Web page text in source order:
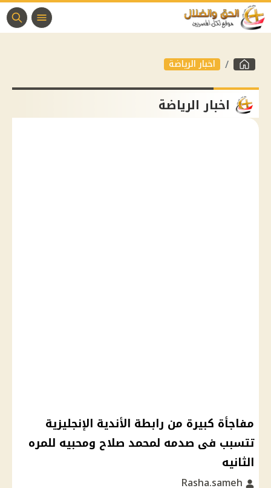
اخبار الرياضة
اخبار الرياضة
مفاجأة كبيرة من رابطة الأندية الإنجليزية
تتسبب فى صدمه لمحمد صلاح ومحبيه للمره
الثانيه